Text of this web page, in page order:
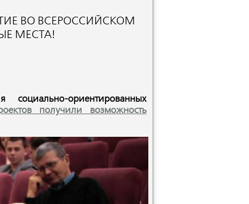
ВО ВСЕРОССИЙСКОМ
МЕСТА!
ориентированных
получили возможность